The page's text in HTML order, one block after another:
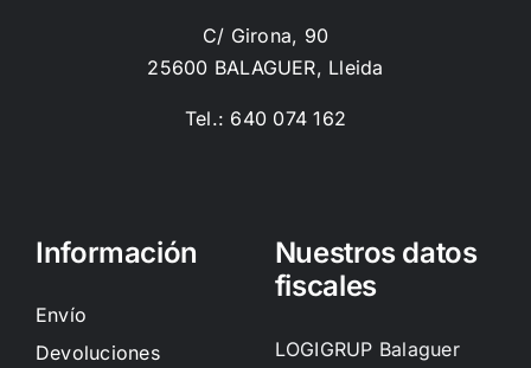
C/ Girona, 90
25600 BALAGUER, Lleida
Tel.: 640 074 162
Información
Envío
Devoluciones
Nuestros datos
fiscales
LOGIGRUP Balaguer